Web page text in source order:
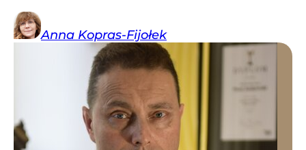
Anna Kopras-Fijołek